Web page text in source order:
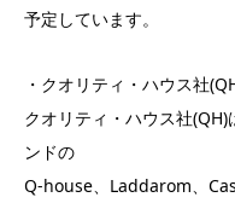
予定しています。
・クオリティ・ハウス社
クオリティ・ハウス社
ンドの
Q-house、Laddarom、